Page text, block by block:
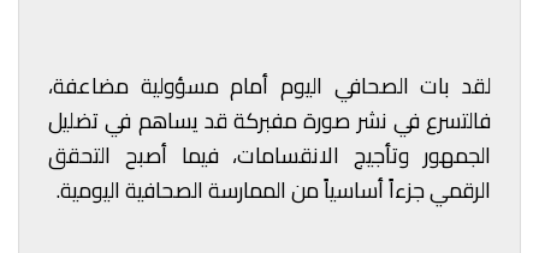
لقد بات الصحافي اليوم أمام مسؤولية مضاعفة،
فالتسرع في نشر صورة مفبركة قد يساهم في تضليل
الجمهور وتأجيج الانقسامات، فيما أصبح التحقق
الرقمي جزءاً أساسياً من الممارسة الصحافية اليومية.